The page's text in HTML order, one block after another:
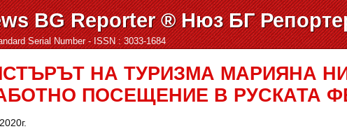
Serial Number - ISSN : 3033-1684
BG Reporter ® Нюз БГ
НА ТУРИЗМА МАРИЯНА
ПОСЕЩЕНИЕ В РУСКАТА